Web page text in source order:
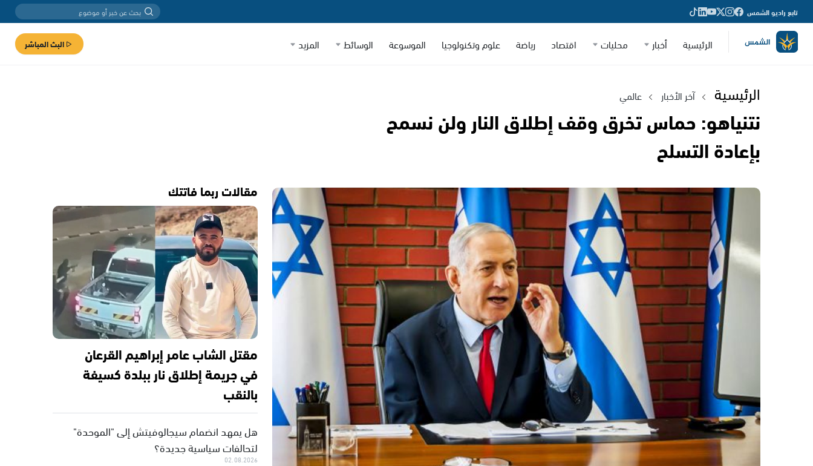
تابع راديو الشمس
الرئيسية أخبار محليات اقتصاد رياضة علوم وتكنولوجيا الموسوعة الوسائط المزيد البث المباشر
الرئيسية آخر الأخبار عالمي
نتنياهو: حماس تخرق وقف إطلاق النار ولن نسمح
بإعادة التسلح
مقالات ربما فاتتك
مقتل الشاب عامر إبراهيم القرعان
في جريمة إطلاق نار ببلدة كسيفة
بالنقب
هل يمهد انضمام سيجالوفيتش إلى "الموحدة"
لتحالفات سياسية جديدة؟
02.08.2026